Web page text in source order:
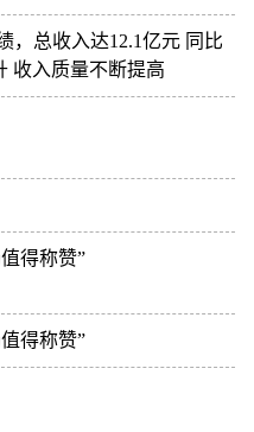
，总收入达12.1亿元 同比
收入质量不断提高
得称赞”
得称赞”